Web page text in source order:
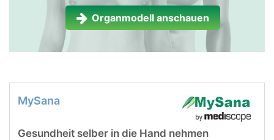
Organmodell anschauen
MySana
Gesundheit selber in die Hand nehmen